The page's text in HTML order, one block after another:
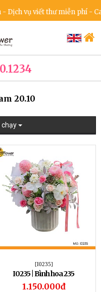
viết thư miễn phí - Cam
20.10
chạy
[I0235]
I0235 | Bình hoa 235
1.150.000đ